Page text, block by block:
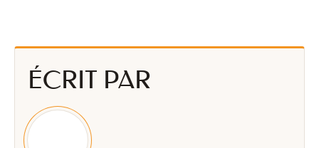
ÉCRIT PAR